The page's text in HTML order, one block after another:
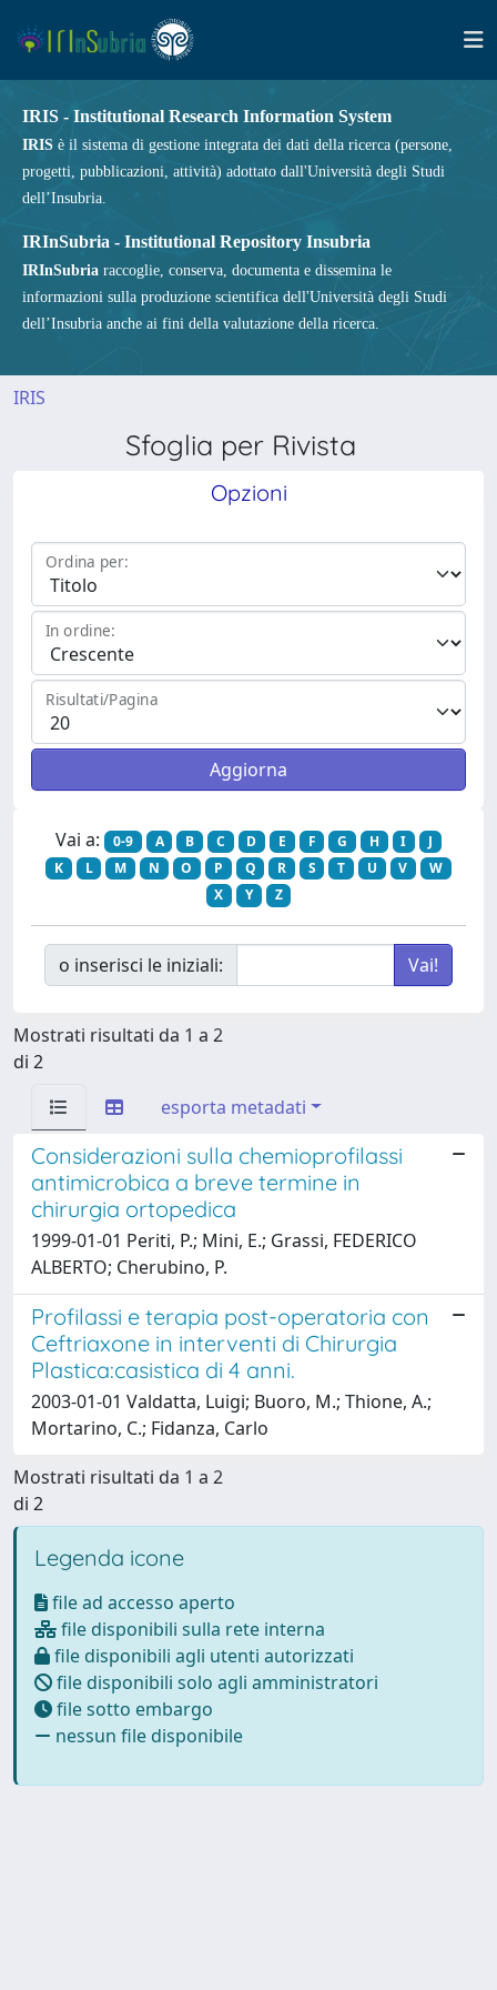
IRIS - Institutional Research Information System
IRIS è il sistema di gestione integrata dei dati della ricerca (persone,
progetti, pubblicazioni, attività) adottato dall'Università degli Studi
dell’Insubria.
IRInSubria - Institutional Repository Insubria
IRInSubria raccoglie, conserva, documenta e dissemina le
informazioni sulla produzione scientifica dell'Università degli Studi
dell’Insubria anche ai fini della valutazione della ricerca.
IRIS
Sfoglia per Rivista
Opzioni
Ordina per:
In ordine:
Risultati/Pagina
Vai a: 0-9 A B C D E F G H I
J
K
L M N O P Q R S T U V
W
X
Y Z
o inserisci le iniziali:
Mostrati risultati da 1 a 2
di 2
esporta metadati
Considerazioni sulla chemioprofilassi
antimicrobica a breve termine in
chirurgia ortopedica
1999-01-01 Periti, P.; Mini, E.; Grassi, FEDERICO
ALBERTO; Cherubino, P.
Profilassi e terapia post-operatoria con
Ceftriaxone in interventi di Chirurgia
Plastica:casistica di 4 anni.
2003-01-01 Valdatta, Luigi; Buoro, M.; Thione, A.;
Mortarino, C.; Fidanza, Carlo
Mostrati risultati da 1 a 2
di 2
Legenda icone
file ad accesso aperto
file disponibili sulla rete interna
file disponibili agli utenti autorizzati
file disponibili solo agli amministratori
file sotto embargo
nessun file disponibile